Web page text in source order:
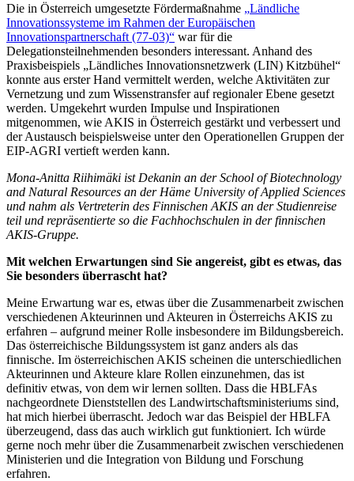
Die in Österreich umgesetzte Fördermaßnahme „Ländliche
Innovationssysteme im Rahmen der Europäischen
Innovationspartnerschaft (77-03)“ war für die
Delegationsteilnehmenden besonders interessant. Anhand des
Praxisbeispiels „Ländliches Innovationsnetzwerk (LIN) Kitzbühel“
konnte aus erster Hand vermittelt werden, welche Aktivitäten zur
Vernetzung und zum Wissenstransfer auf regionaler Ebene gesetzt
werden. Umgekehrt wurden Impulse und Inspirationen
mitgenommen, wie AKIS in Österreich gestärkt und verbessert und
der Austausch beispielsweise unter den Operationellen Gruppen der
EIP-AGRI vertieft werden kann.
Mona-Anitta Riihimäki ist Dekanin an der School of Biotechnology
and Natural Resources an der Häme University of Applied Sciences
und nahm als Vertreterin des Finnischen AKIS an der Studienreise
teil und repräsentierte so die Fachhochschulen in der finnischen
AKIS-Gruppe.
Mit welchen Erwartungen sind Sie angereist, gibt es etwas, das
Sie besonders überrascht hat?
Meine Erwartung war es, etwas über die Zusammenarbeit zwischen
verschiedenen Akteurinnen und Akteuren in Österreichs AKIS zu
erfahren – aufgrund meiner Rolle insbesondere im Bildungsbereich.
Das österreichische Bildungssystem ist ganz anders als das
finnische. Im österreichischen AKIS scheinen die unterschiedlichen
Akteurinnen und Akteure klare Rollen einzunehmen, das ist
definitiv etwas, von dem wir lernen sollten. Dass die HBLFAs
nachgeordnete Dienststellen des Landwirtschaftsministeriums sind,
hat mich hierbei überrascht. Jedoch war das Beispiel der HBLFA
überzeugend, dass das auch wirklich gut funktioniert. Ich würde
gerne noch mehr über die Zusammenarbeit zwischen verschiedenen
Ministerien und die Integration von Bildung und Forschung
erfahren.